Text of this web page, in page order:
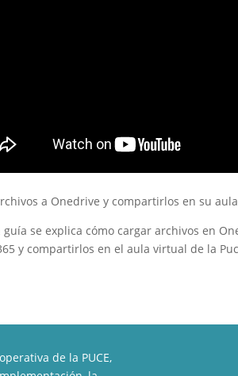
a Onedrive y compartirlos en su
guía se explica cómo cargar archivos en
y compartirlos en el aula virtual de la
de la PUCE,